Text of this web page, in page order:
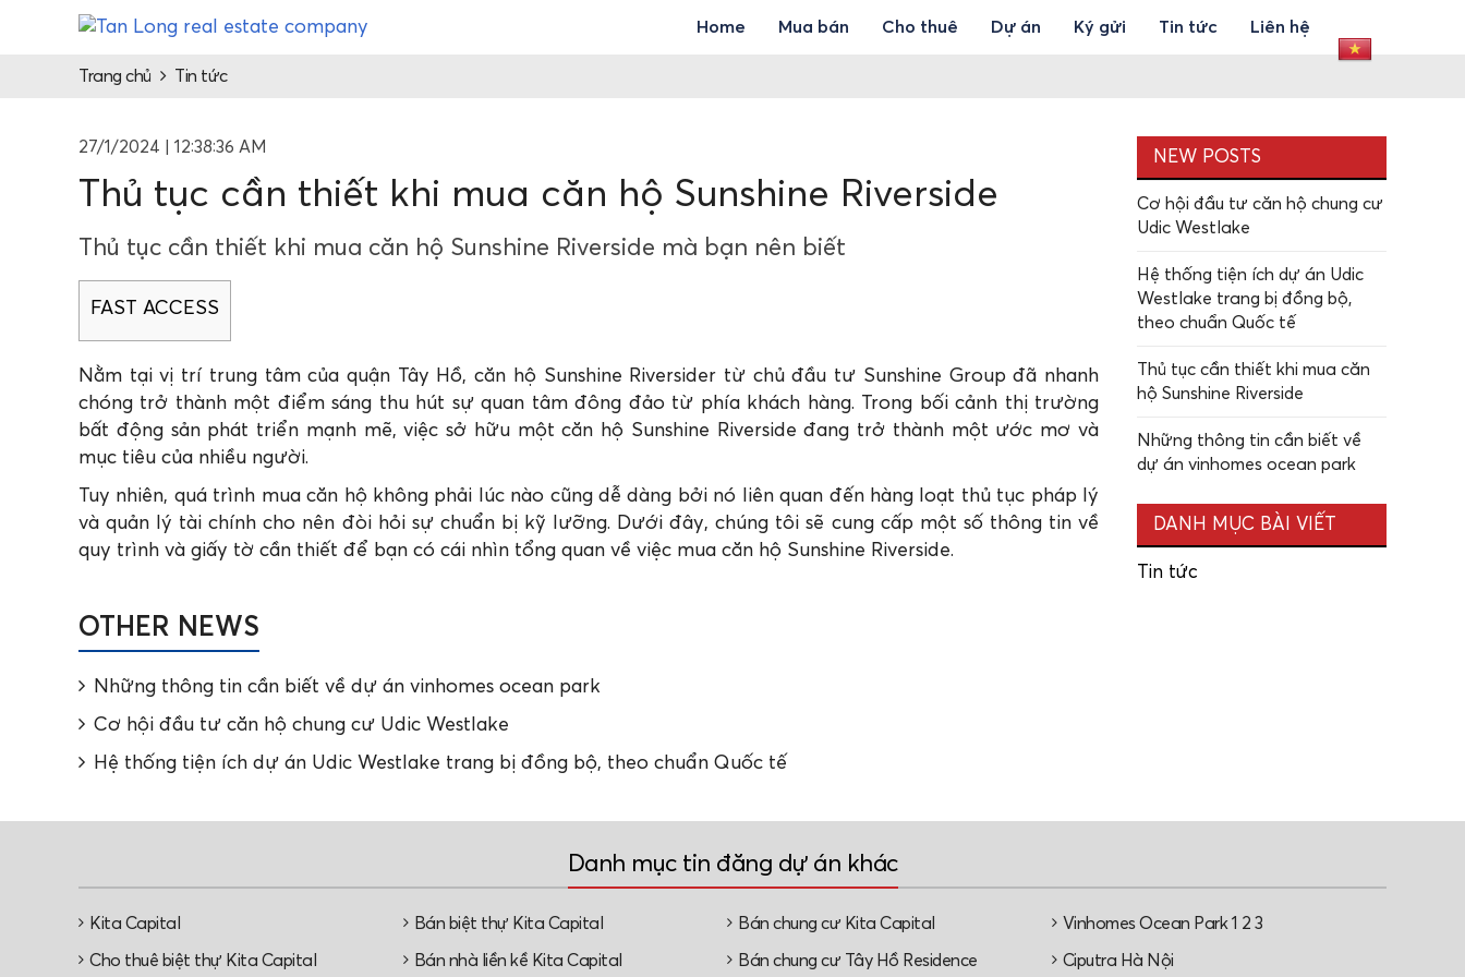
Home Mua bán Cho thuê Dự án Ký gửi Tin tức Liên hệ
Trang chủ Tin tức
27/1/2024 | 12:38:36 AM
Thủ tục cần thiết khi mua căn hộ Sunshine Riverside
Thủ tục cần thiết khi mua căn hộ Sunshine Riverside mà bạn nên biết
FAST ACCESS
Nằm tại vị trí trung tâm của quận Tây Hồ, căn hộ Sunshine Riversider từ chủ đầu tư Sunshine Group đã nhanh
chóng trở thành một điểm sáng thu hút sự quan tâm đông đảo từ phía khách hàng. Trong bối cảnh thị trường
bất động sản phát triển mạnh mẽ, việc sở hữu một căn hộ Sunshine Riverside đang trở thành một ước mơ và
mục tiêu của nhiều người.
Tuy nhiên, quá trình mua căn hộ không phải lúc nào cũng dễ dàng bởi nó liên quan đến hàng loạt thủ tục pháp lý
và quản lý tài chính cho nên đòi hỏi sự chuẩn bị kỹ lưỡng. Dưới đây, chúng tôi sẽ cung cấp một số thông tin về
quy trình và giấy tờ cần thiết để bạn có cái nhìn tổng quan về việc mua căn hộ Sunshine Riverside.
OTHER NEWS
Những thông tin cần biết về dự án vinhomes ocean park
Cơ hội đầu tư căn hộ chung cư Udic Westlake
Hệ thống tiện ích dự án Udic Westlake trang bị đồng bộ, theo chuẩn Quốc tế
NEW POSTS
Cơ hội đầu tư căn hộ chung cư
Udic Westlake
Hệ thống tiện ích dự án Udic
Westlake trang bị đồng bộ,
theo chuẩn Quốc tế
Thủ tục cần thiết khi mua căn
hộ Sunshine Riverside
Những thông tin cần biết về
dự án vinhomes ocean park
DANH MỤC BÀI VIẾT
Tin tức
Danh mục tin đăng dự án khác
Kita Capital Bán biệt thự Kita Capital Bán chung cư Kita Capital Vinhomes Ocean Park 1 2 3
Cho thuê biệt thự Kita Capital Bán nhà liền kề Kita Capital Bán chung cư Tây Hồ Residence Ciputra Hà Nội